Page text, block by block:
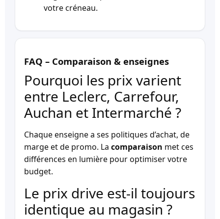
votre créneau.
FAQ – Comparaison & enseignes
Pourquoi les prix varient
entre Leclerc, Carrefour,
Auchan et Intermarché ?
Chaque enseigne a ses politiques d’achat, de
marge et de promo. La comparaison met ces
différences en lumière pour optimiser votre
budget.
Le prix drive est-il toujours
identique au magasin ?